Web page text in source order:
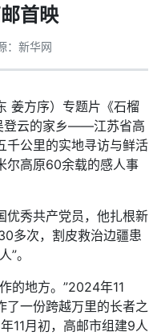
首映
：新华网
方序）专题片《石榴
登云的家乡——江苏省高
千公里的实地寻访与鲜活
尔高原60余载的感人事
秀共产党员，他扎根新
多次，割皮救治边疆患
”。
地方。”2024年11
了一份跨越万里的长者之
11月初，高邮市组建9人